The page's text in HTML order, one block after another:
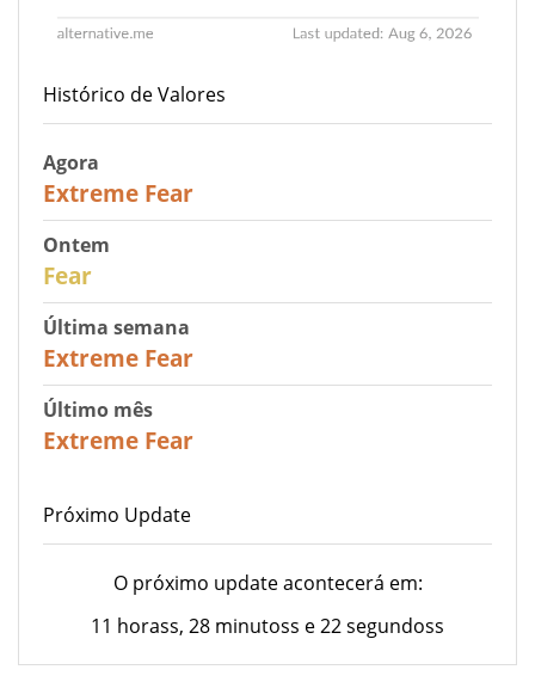
Histórico de Valores
Agora
Extreme Fear
Ontem
Fear
Última semana
Extreme Fear
Último mês
Extreme Fear
Próximo Update
O próximo update acontecerá em:
11 horass, 28 minutoss e 22 segundoss